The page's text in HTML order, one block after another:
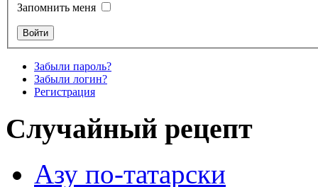
Запомнить меня
Забыли пароль?
Забыли логин?
Регистрация
Случайный рецепт
Азу по-татарски